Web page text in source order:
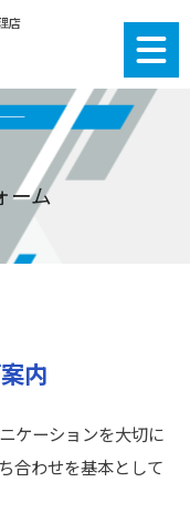
店
ーム
内
ケーションを大切に
合わせを基本として